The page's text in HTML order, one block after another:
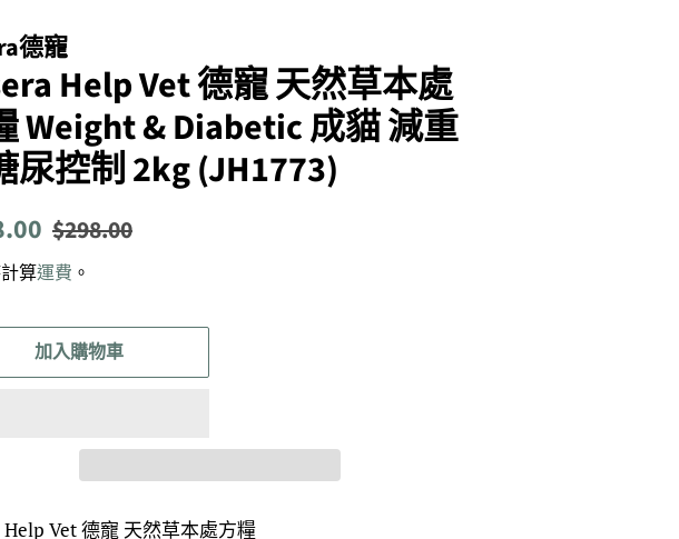
德寵
Help Vet 德寵 天然草本處
Weight & Diabetic 成貓 減重
尿控制 2kg (JH1773)
售
$298.00
算運費 。
加入購物車
Help Vet 德寵 天然草本處方糧